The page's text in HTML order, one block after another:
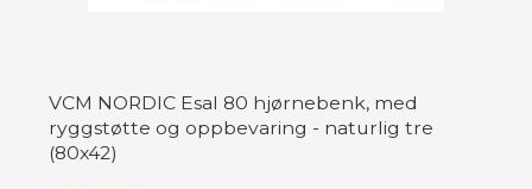
VCM NORDIC Esal 80 hjørnebenk, med
ryggstøtte og oppbevaring - naturlig tre
(80x42)